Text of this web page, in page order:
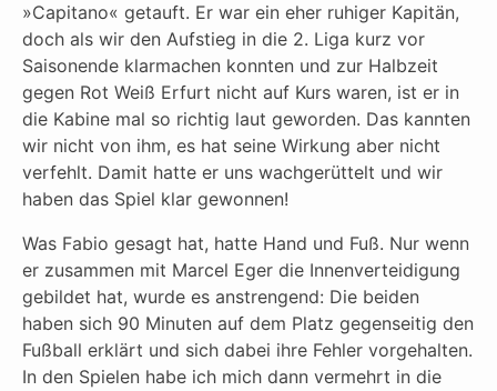
»Capitano« getauft. Er war ein eher ruhiger Kapitän,
doch als wir den Aufstieg in die 2. Liga kurz vor
Saisonende klarmachen konnten und zur Halbzeit
gegen Rot Weiß Erfurt nicht auf Kurs waren, ist er in
die Kabine mal so richtig laut geworden. Das kannten
wir nicht von ihm, es hat seine Wirkung aber nicht
verfehlt. Damit hatte er uns wachgerüttelt und wir
haben das Spiel klar gewonnen!
Was Fabio gesagt hat, hatte Hand und Fuß. Nur wenn
er zusammen mit Marcel Eger die Innenverteidigung
gebildet hat, wurde es anstrengend: Die beiden
haben sich 90 Minuten auf dem Platz gegenseitig den
Fußball erklärt und sich dabei ihre Fehler vorgehalten.
In den Spielen habe ich mich dann vermehrt in die